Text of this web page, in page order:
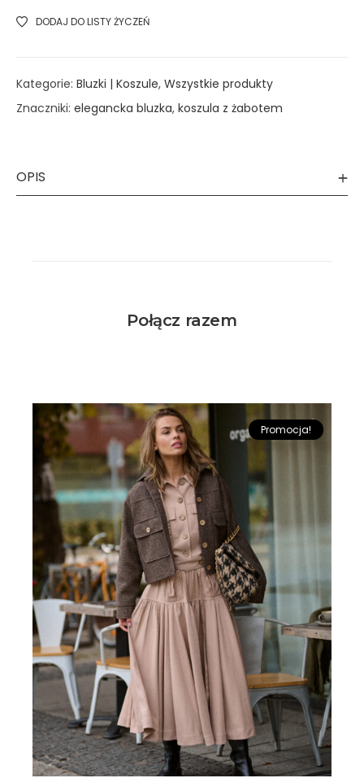
DODAJ DO LISTY ŻYCZEŃ
Kategorie: Bluzki | Koszule, Wszystkie produkty
Znaczniki: elegancka bluzka, koszula z żabotem
OPIS
Połącz razem
Promocja!